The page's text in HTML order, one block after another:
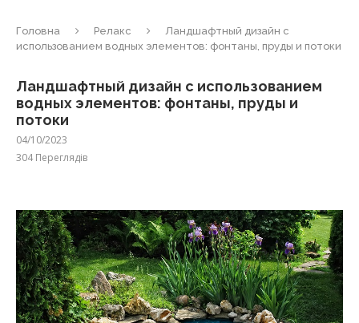
Головна Релакс
Ландшафтный дизайн с
использованием водных элементов: фонтаны, пруды и потоки
Ландшафтный дизайн с использованием
водных элементов: фонтаны, пруды и
потоки
04/10/2023
304Переглядів